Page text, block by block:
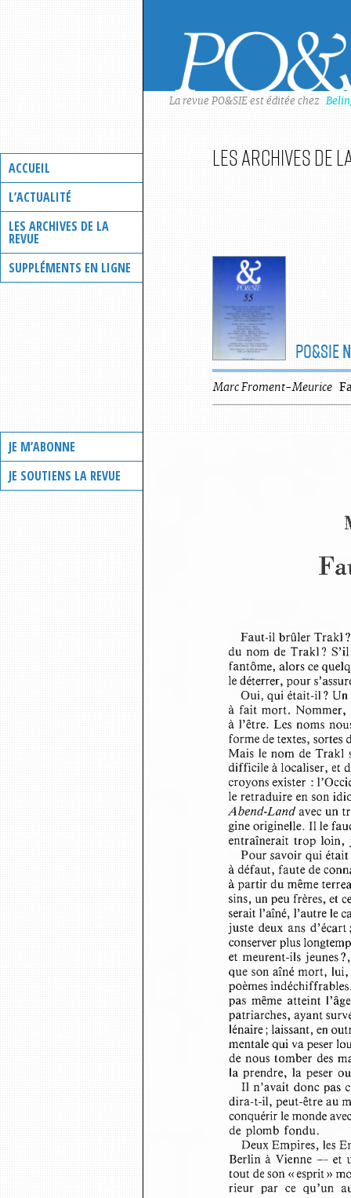
ACCUEIL
L’ACTUALITÉ
LES ARCHIVES DE LA
REVUE
SUPPLÉMENTS EN LIGNE
JE M’ABONNE
JE SOUTIENS LA REVUE
La revue PO&SIE est éditée chez
Les archives de
PO&SIE
Marc Froment-Meurice
Faut-il brûler Trakl
du nom  de Trakl ?
fantôme, alors ce
le déterrer, pour
Oui, qui était-il ?
à  fait mort.  Nommer,
à l’être.  Les  noms
forme de textes,
Mais  le nom  de
difficile à localiser, et
croyons exister  :
le retraduire en son
Abend-Land avec un
gine originelle. Il le
entraînerait  trop  loin,
Pour savoir qui
à défaut, faute de
à partir du même
sins, un peu frères, et
serait l’aîné, l’autre le
juste  deux  ans
conserver plus
et meurent-ils jeunes
que son aîné mort,
poèmes
pas  même  atteint
patriarches, ayant
lénaire ; laissant, en
mentale qui va peser
de nous tomber  des
la prendre,  la peser
Il n’avait donc pas
dira-t-il, peut-être au
conquérir le monde
de  plomb  fondu.
Deux Empires, les
Berlin à Vienne  — et
tout de son « esprit »
rieur  par  ce  qu’un